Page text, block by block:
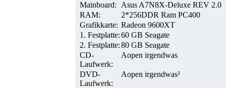
Mainboard:
Asus A7N8X-Deluxe REV 2.0
RAM:
2*256DDR Ram PC400
Grafikkarte: Radeon 9600XT
1. Festplatte:60 GB Seagate
2. Festplatte:80 GB Seagate
CD-
Laufwerk:
Aopen irgendwas
DVD-
Laufwerk:
Aopen irgendwas²